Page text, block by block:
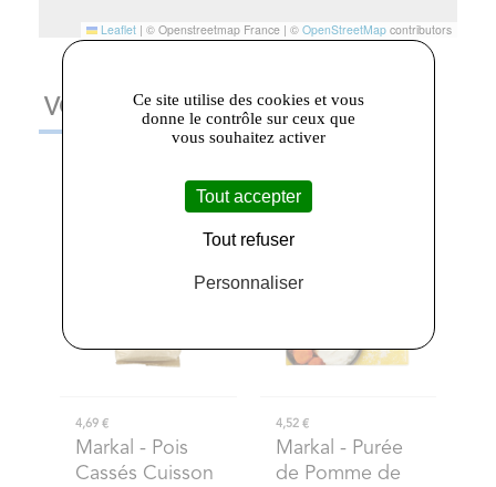
Leaflet | © Openstreetmap France | © OpenStreetMap contributors
VOUS AIMEREZ AUSSI
4,69 €
Markal - Pois
Cassés Cuisson
4,52 €
Markal - Purée
de Pomme de
Ce site utilise des cookies et vous
donne le contrôle sur ceux que
vous souhaitez activer
Tout accepter
Tout refuser
Personnaliser